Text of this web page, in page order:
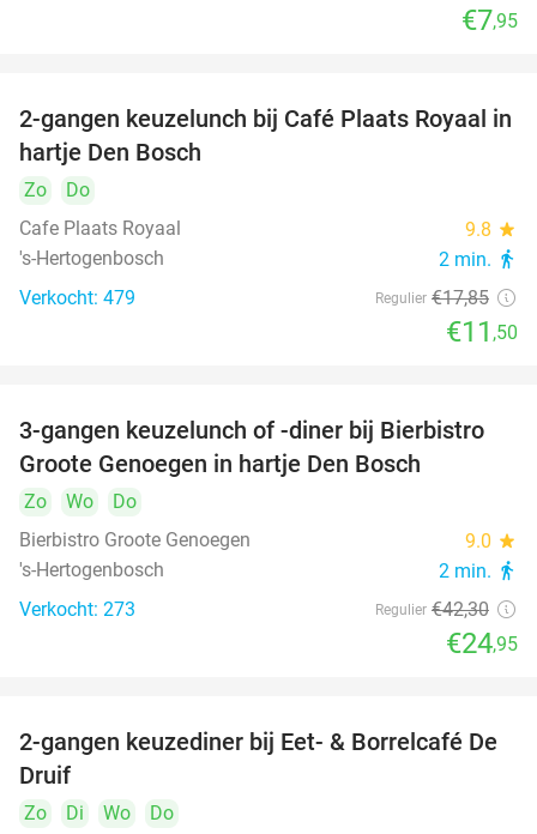
€7,95
36%
2-gangen keuzelunch bij Café Plaats Royaal in
hartje Den Bosch
Zo
Do
Cafe Plaats Royaal
9.8 star
's-Hertogenbosch 2 min. directions_walk
Verkocht: 479 Regulier €17,85
€11 ,50
41%
3-gangen keuzelunch of -diner bij Bierbistro
Groote Genoegen in hartje Den Bosch
Zo Wo
Do
Bierbistro Groote Genoegen
9.0 star
's-Hertogenbosch 2 min. directions_walk
Verkocht: 273 Regulier €42,30
€24,95
37%
2-gangen keuzediner bij Eet- & Borrelcafé De
Druif
Zo Di Wo
Do